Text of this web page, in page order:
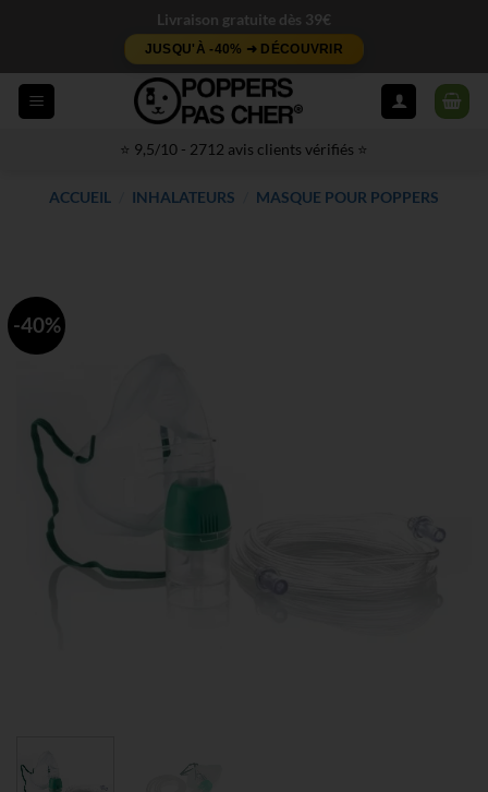
Livraison gratuite dès 39€
JUSQU'À -40% ➜ DÉCOUVRIR
⭐ 9,5/10 - 2712 avis clients vérifiés ⭐
ACCUEIL INHALATEURS MASQUE POUR POPPERS
-40%